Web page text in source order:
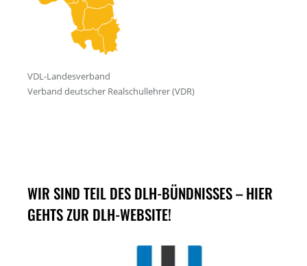
WIR SIND TEIL DES DLH-BÜNDNISSES – HIER
GEHTS ZUR DLH-WEBSITE!